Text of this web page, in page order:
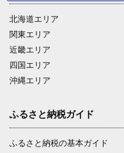
北海道エリア
関東エリア
近畿エリア
四国エリア
沖縄エリア
ふるさと納税ガイド
ふるさと納税の基本ガイド